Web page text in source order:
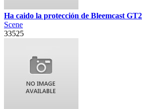
Ha caido la protección de Bleemcast GT2
Scene
33525